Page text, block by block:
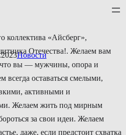
Новости
коллектива «Айсберг»,
Отечества!. Желаем вам
что вы — мужчины, опора и
всегда оставаться смелыми,
активными и
Желаем жить под мирным
за свои идеи. Желаем
даже, если предстоит схватка